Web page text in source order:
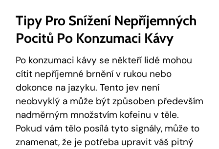
Tipy Pro Snížení Nepříjemných
Pocitů Po Konzumaci Kávy
Po konzumaci kávy se někteří lidé mohou
cítit nepříjemné brnění v rukou nebo
dokonce na jazyku. Tento jev není
neobvyklý a může být způsoben především
nadměrným množstvím kofeinu v těle.
Pokud vám tělo posílá tyto signály, může to
znamenat, že je potřeba upravit váš pitný